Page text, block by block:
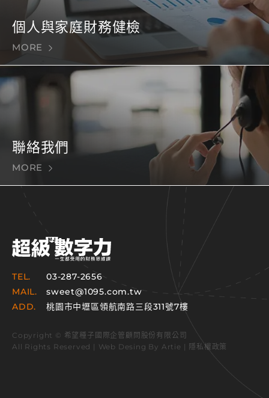
個人與家庭財務健檢
MORE
聯絡我們
MORE
TEL.
03-287-2656
MAIL.
sweet@1095.com.tw
ADD.
桃園市中壢區領航南路三段311號7樓
Copyright © 希望種子國際企管顧問股份有限公司
All Rights Reserved | Web Desing By Artie | 隱私權政策